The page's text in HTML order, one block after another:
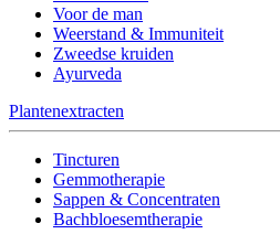
Voor de man
Weerstand & Immuniteit
Zweedse kruiden
Ayurveda
Plantenextracten
Tincturen
Gemmotherapie
Sappen & Concentraten
Bachbloesemtherapie